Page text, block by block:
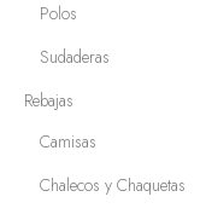
Polos
Sudaderas
Rebajas
Camisas
Chalecos y Chaquetas